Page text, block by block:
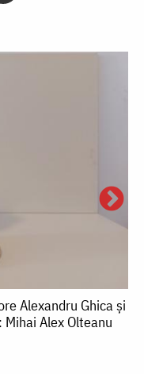
Alexandru Ghica și
Alex Olteanu